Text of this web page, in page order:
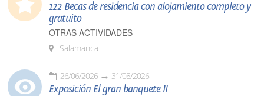
122 Becas de residencia con alojamiento completo y
gratuito
OTRAS ACTIVIDADES
Salamanca
26/06/2026 31/08/2026
Exposición El gran banquete II